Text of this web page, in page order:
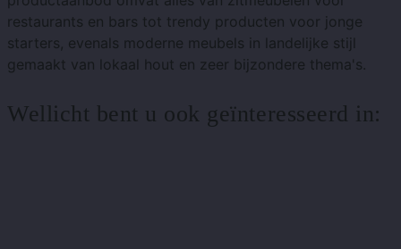
restaurants en bars tot trendy producten voor jonge
starters, evenals moderne meubels in landelijke stijl
gemaakt van lokaal hout en zeer bijzondere thema's.
Wellicht bent u ook geïnteresseerd in: